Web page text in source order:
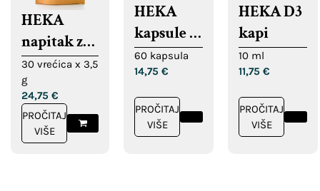
HEKA
napitak za
imunološki
sustav
30 vrećica x 3,5
g
24,75 €
PROČITAJ
VIŠE
HEKA
kapsule za
potporu
spavanju
60 kapsula
14,75 €
PROČITAJ
VIŠE
HEKA D3
kapi
10 ml
11,75 €
PROČITAJ
VIŠE